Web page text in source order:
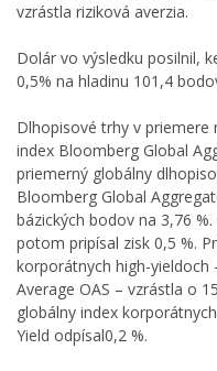
vzrástla riziková averzia.
Dolár vo výsledku posilnil,
0,5% na hladinu 101,4
Dlhopisové trhy v priemere
index Bloomberg Global
priemerný globálny
Bloomberg Global
bázických bodov na 3,76
potom pripísal zisk 0,5 %.
korporátnych high-yieldoch
Average OAS – vzrástla o
globálny index
Yield odpísal0,2 %.